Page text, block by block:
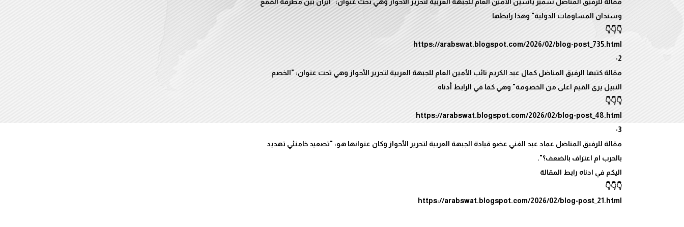
مقالة للرفيق المناضل سمير ياسين الأمين العام للجبهة العربية لتحرير الأحواز وهي تحت عنوان: "ايران بين مطرقة القمع
مقالة كتبها الرفيق المناضل كمال عبد الكريم نائب الأمين العام للجبهة العربية لتحرير الأحواز وهي تحت عنوان: "الخصم
مقالة للرفيق المناضل عماد عبد الغني عضو قيادة الجبهة العربية لتحرير الأحواز وكان عنوانها هو: "تصعيد خامنئي تهديد
https://arabswat.blogspot.com/2026/02/blog-post_21.html